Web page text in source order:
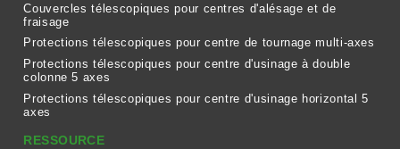
Couvercles télescopiques pour centres d'alésage et de
fraisage
Protections télescopiques pour centre de tournage multi-axes
Protections télescopiques pour centre d'usinage à double
colonne 5 axes
Protections télescopiques pour centre d'usinage horizontal 5
axes
RESSOURCE